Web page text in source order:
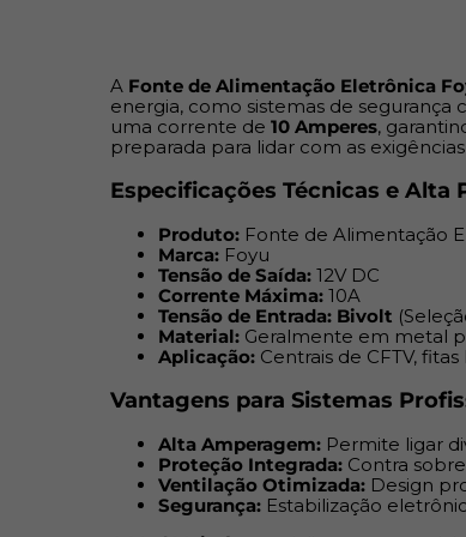
A Fonte de Alimentação Eletrônica
energia, como sistemas de
uma corrente de 10 Amperes,
preparada para lidar com as
Especificações Técnicas e Alta
Produto: Fonte de Alimentação
Marca: Foyu
Tensão de Saída: 12V DC
Corrente Máxima: 10A
Tensão de Entrada: Bivolt
Material: Geralmente em metal
Aplicação: Centrais de CFTV,
Vantagens para Sistemas
Alta Amperagem: Permite ligar
Proteção Integrada: Contra
Ventilação Otimizada: Design
Segurança: Estabilização